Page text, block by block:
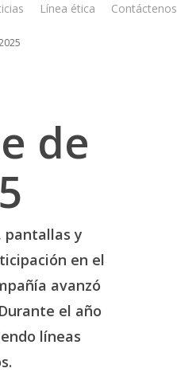
Línea ética Contáctenos
de
pantallas y
en el
avanzó
el año
líneas